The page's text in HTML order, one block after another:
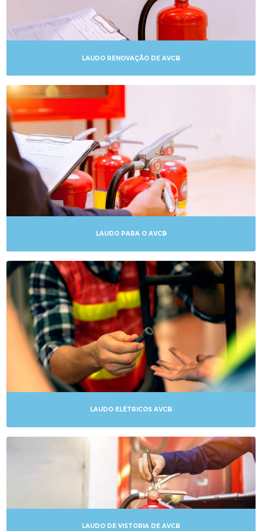
LAUDO RENOVAÇÃO DE AVCB
LAUDO PARA O AVCB
LAUDO ELÉTRICOS AVCB
LAUDO DE VISTORIA DE AVCB